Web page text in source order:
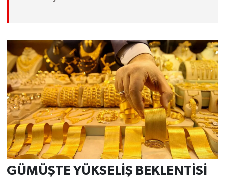
GÜMÜŞTE YÜKSELİŞ BEKLENTİSİ